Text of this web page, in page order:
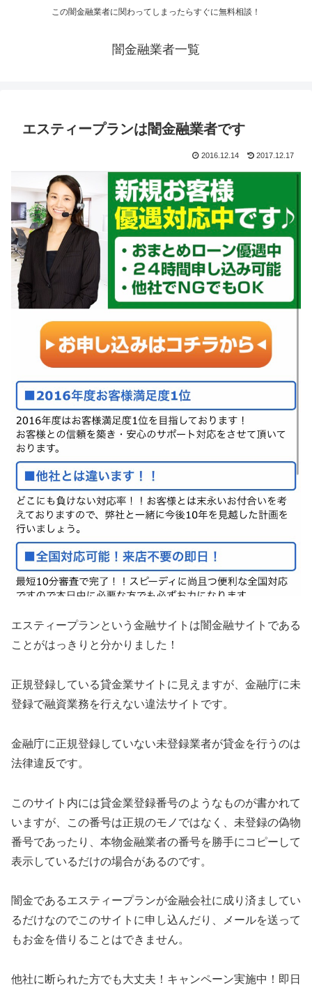
この闇金融業者に関わってしまったらすぐに無料相談！
闇金融業者一覧
エスティープランは闇金融業者です
2016.12.14 2017.12.17
エスティープランという金融サイトは闇金融サイトである
ことがはっきりと分かりました！
正規登録している貸金業サイトに見えますが、金融庁に未
登録で融資業務を行えない違法サイトです。
金融庁に正規登録していない未登録業者が貸金を行うのは
法律違反です。
このサイト内には貸金業登録番号のようなものが書かれて
いますが、この番号は正規のモノではなく、未登録の偽物
番号であったり、本物金融業者の番号を勝手にコピーして
表示しているだけの場合があるのです。
闇金であるエスティープランが金融会社に成り済ましてい
るだけなのでこのサイトに申し込んだり、メールを送って
もお金を借りることはできません。
他社に断られた方でも大丈夫！キャンペーン実施中！即日